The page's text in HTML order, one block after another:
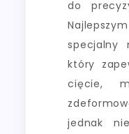
do
specjalny
który
cięcie,
jednak